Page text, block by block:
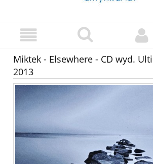
Miktek - Elsewhere - CD wyd.
2013